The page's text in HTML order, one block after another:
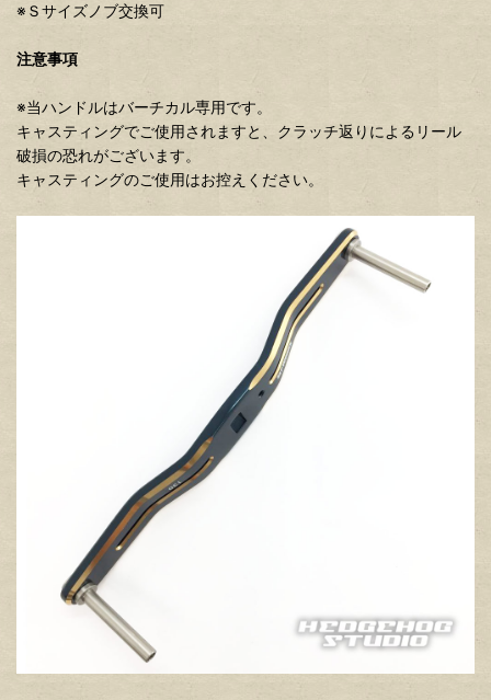
※Ｓサイズノブ交換可
注意事項
※当ハンドルはバーチカル専用です。
キャスティングでご使用されますと、クラッチ返りによるリール
破損の恐れがございます。
キャスティングのご使用はお控えください。